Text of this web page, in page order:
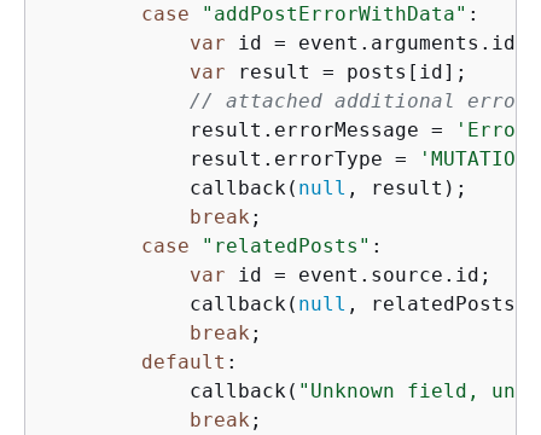
case
"addPostErrorWithData" :
var id = event.arguments.id;
var result = posts[id];
// attached additional error
            result.errorMessage =
'Error
            result.errorType =
            callback(
null , result);
break ;
case
"relatedPosts" :
var id = event.source.id;
            callback(
null ,
break ;
default :
            callback(
"Unknown field,
break ;